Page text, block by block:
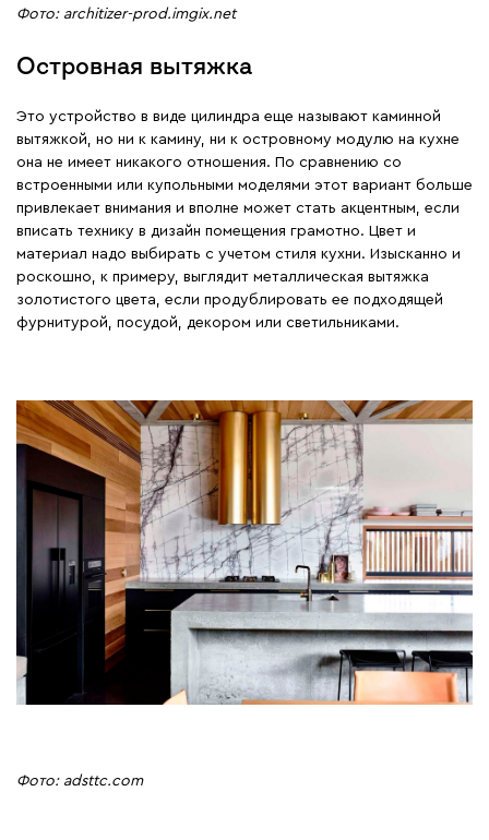
Фото: architizer-prod.imgix.net
Островная вытяжка
Это устройство в виде цилиндра еще называют каминной
вытяжкой, но ни к камину, ни к островному модулю на кухне
она не имеет никакого отношения. По сравнению со
встроенными или купольными моделями этот вариант больше
привлекает внимания и вполне может стать акцентным, если
вписать технику в дизайн помещения грамотно. Цвет и
материал надо выбирать с учетом стиля кухни. Изысканно и
роскошно, к примеру, выглядит металлическая вытяжка
золотистого цвета, если продублировать ее подходящей
фурнитурой, посудой, декором или светильниками.
Фото: adsttc.com